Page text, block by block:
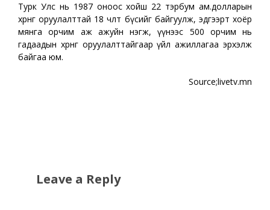
Турк Улс нь 1987 оноос хойш 22 тэрбум ам.долларын
хөрөнгө оруулалттай 18 чөлөөт бүсийг байгуулж, эдгээрт хоёр
мянга орчим аж ажуйн нэгж, үүнээс 500 орчим нь
гадаадын хөрөнгө оруулалттайгаар үйл ажиллагаа эрхэлж
байгаа юм.
Source;livetv.mn
Leave a Reply